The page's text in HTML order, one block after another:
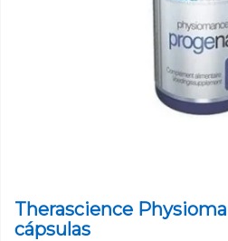
Therascience
cápsulas